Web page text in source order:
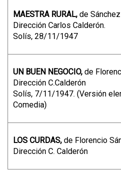
MAESTRA RURAL, de
Dirección Carlos Calderón.
Solís, 28/11/1947
UN BUEN NEGOCIO, de
Dirección C.Calderón
Solís, 7/11/1947. (Versión
Comedia)
LOS CURDAS, de Florencio
Dirección C. Calderón